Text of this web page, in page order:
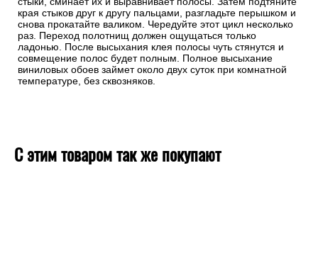
края стыков друг к другу пальцами, разгладьте перышком и
снова прокатайте валиком. Чередуйте этот цикл несколько
раз. Переход полотнищ должен ощущаться только
ладонью. После высыхания клея полосы чуть стянутся и
совмещение полос будет полным. Полное высыхание
виниловых обоев займет около двух суток при комнатной
температуре, без сквозняков.
С этим товаром так же покупают